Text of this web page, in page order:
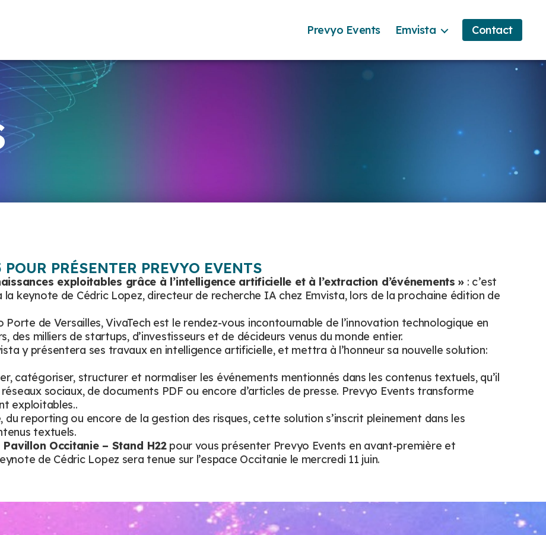
Prevyo Events Emvista Contact
PRÉSENTER PREVYO EVENTS
exploitables grâce à l’intelligence artificielle et à l’extraction d’événements » : c’est
keynote de Cédric Lopez, directeur de recherche IA chez Emvista, lors de la prochaine édition de
Porte de Versailles, VivaTech est le rendez-vous incontournable de l’innovation technologique en
des milliers de startups, d’investisseurs et de décideurs venus du monde entier.
y présentera ses travaux en intelligence artificielle, et mettra à l’honneur sa nouvelle solution:
catégoriser, structurer et normaliser les événements mentionnés dans les contenus textuels, qu’il
sociaux, de documents PDF ou encore d’articles de presse. Prevyo Events transforme
exploitables..
du reporting ou encore de la gestion des risques, cette solution s’inscrit pleinement dans les
textuels.
Pavillon Occitanie – Stand H22pour vous présenter Prevyo Events en avant-première et
de Cédric Lopez sera tenue sur l’espace Occitanie le mercredi 11 juin.